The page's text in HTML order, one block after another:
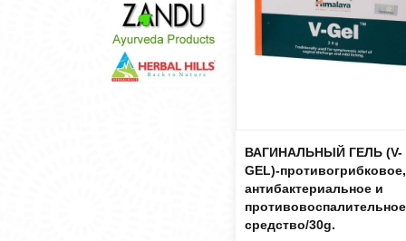
ВАГИНАЛЬНЫЙ ГЕЛЬ (V-
GEL)-противогрибковое,
антибактериальное и
противовоспалительное
средство/30g.